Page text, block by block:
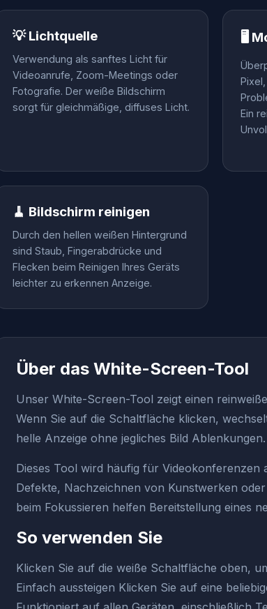
💡 Lichtquelle
Verwendung als sanftes Licht für
Videoanrufe, Zoom-Meetings oder
Fotografie. Der weiße Bildschirm
sorgt für gleichmäßige, diffuses Licht.
🖥️
Ein
🧹 Bildschirm reinigen
Durch den hellen weißen Hintergrund
sind Staub, Fingerabdrücke und
Flecken beim Reinigen Ihres Geräts
leichter zu erkennen Anzeige.
Über das White-Screen-Tool
Unser White-Screen-Tool zeigt einen
Wenn Sie auf die Schaltfläche klicken,
helle Anzeige ohne jegliches Bild Ablenkungen.
Dieses Tool wird häufig für
Defekte, Nachzeichnen von Kunstwerken
beim Fokussieren helfen Bereitstellung eines
So verwenden Sie
Klicken Sie auf die weiße Schaltfläche oben,
Einfach aussteigen Klicken Sie auf eine